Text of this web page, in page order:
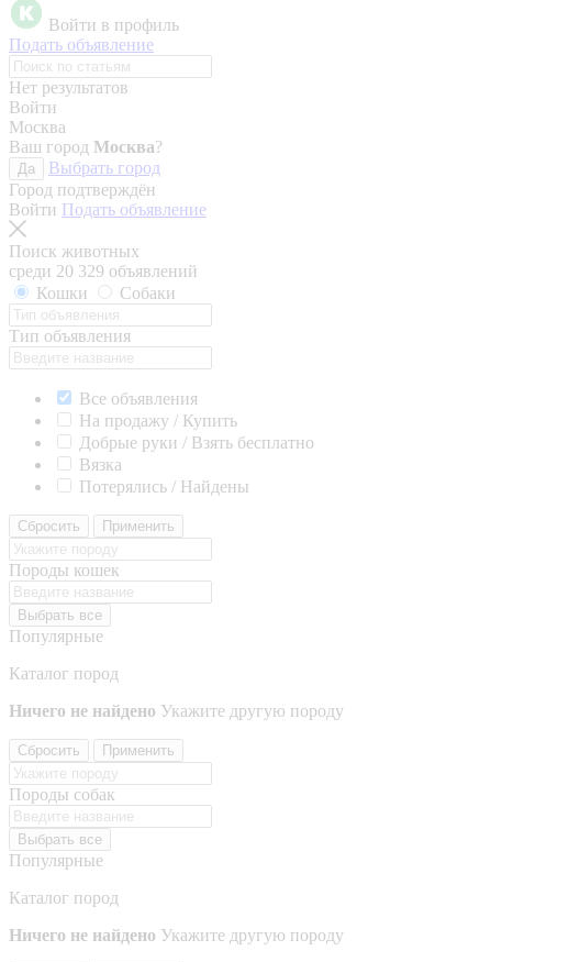
Войти в профиль
Подать объявление
Нет результатов
Войти
Москва
Ваш город Москва?
Да
Выбрать город
Город подтверждён
Войти Подать объявление
Поиск животных
среди 20 329 объявлений
Кошки
Собаки
Тип объявления
Все объявления
На продажу / Купить
Добрые руки / Взять бесплатно
Вязка
Потерялись / Найдены
Сбросить Применить
Породы кошек
Выбрать все
Популярные
Каталог пород
Ничего не найдено Укажите другую породу
Сбросить Применить
Породы собак
Выбрать все
Популярные
Каталог пород
Ничего не найдено Укажите другую породу